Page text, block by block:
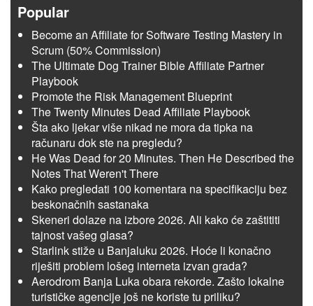
Popular
Become an Affiliate for Software Testing Mastery in
Scrum (50% Commission)
The Ultimate Dog Trainer Bible Affiliate Partner
Playbook
Promote the Risk Management Blueprint
The Twenty Minutes Dead Affiliate Playbook
Šta ako ljekar više nikad ne mora da tipka na
računaru dok ste na pregledu?
He Was Dead for 20 Minutes. Then He Described the
Notes That Weren't There
Kako pregledati 100 komentara na specifikaciju bez
beskonačnih sastanaka
Skeneri dolaze na izbore 2026. Ali kako će zaštititi
tajnost vašeg glasa?
Starlink stiže u Banjaluku 2026. Hoće li konačno
riješiti problem lošeg interneta izvan grada?
Aerodrom Banja Luka obara rekorde. Zašto lokalne
turističke agencije još ne koriste tu priliku?